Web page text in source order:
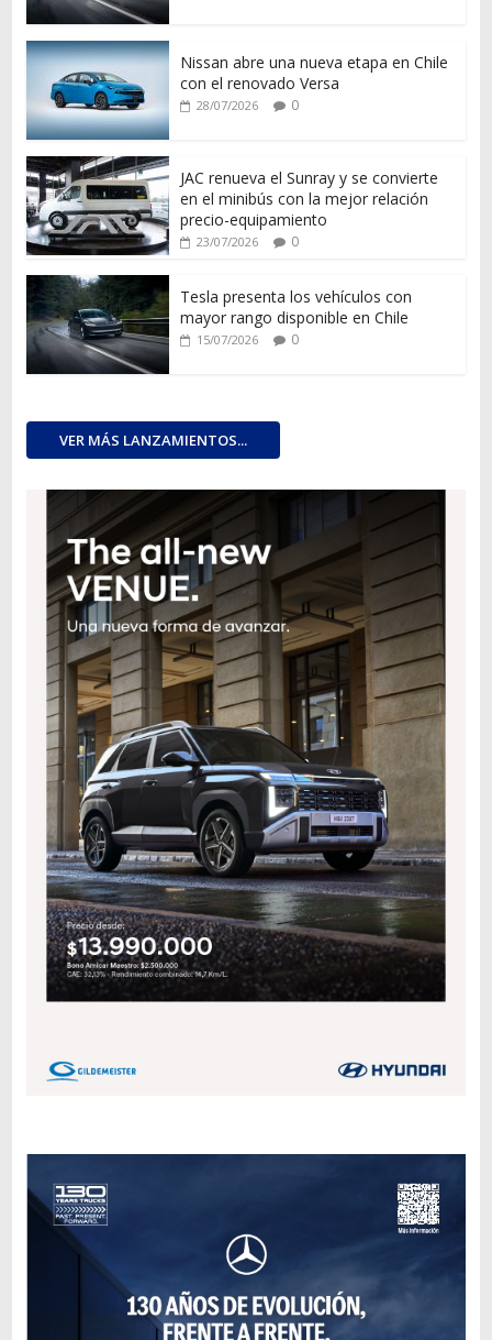
Nissan abre una nueva etapa en Chile
con el renovado Versa
28/07/2026 0
JAC renueva el Sunray y se convierte
en el minibús con la mejor relación
precio-equipamiento
23/07/2026 0
Tesla presenta los vehículos con
mayor rango disponible en Chile
15/07/2026 0
VER MÁS LANZAMIENTOS...